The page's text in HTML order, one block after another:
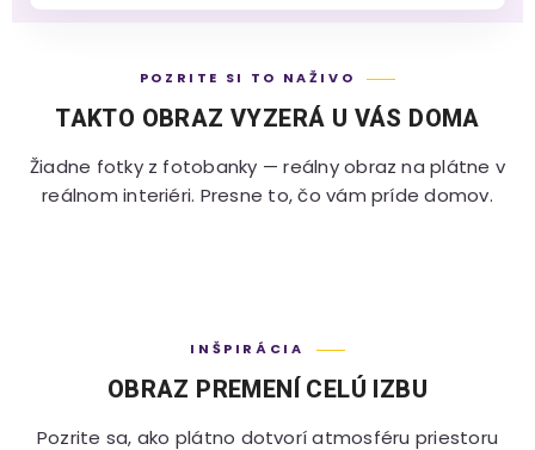
POZRITE SI TO NAŽIVO
TAKTO OBRAZ VYZERÁ U VÁS DOMA
Žiadne fotky z fotobanky — reálny obraz na plátne v
reálnom interiéri. Presne to, čo vám príde domov.
INŠPIRÁCIA
OBRAZ PREMENÍ CELÚ IZBU
Pozrite sa, ako plátno dotvorí atmosféru priestoru